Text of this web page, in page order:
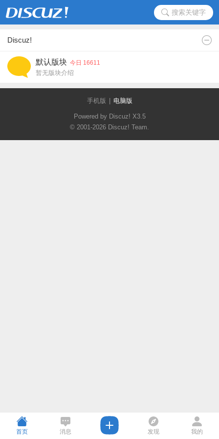
搜索关键字
Discuz!
默认版块 今日 16611
暂无版块介绍
手机版 电脑版
Powered by Discuz! X3.5
© 2001-2026 Discuz! Team.
首页 消息 发现 我的